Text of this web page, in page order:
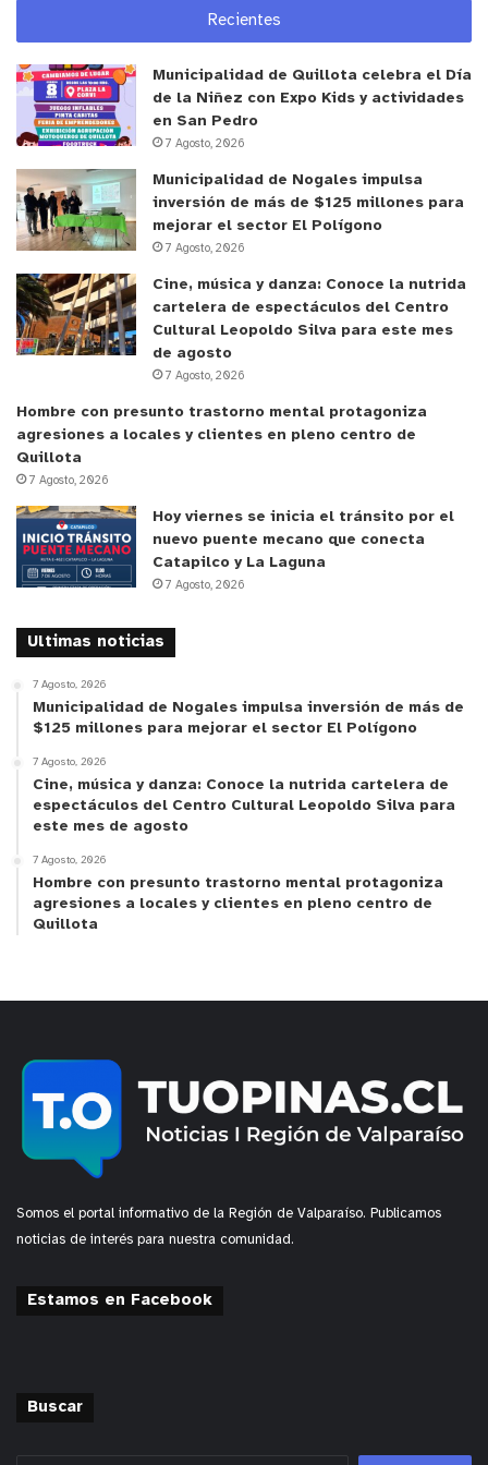
comunas de Valparaíso, Quilpué, Viña del Mar y
encontraría con índices de ácido cianúrico y cloro.
y tú, ¿qué opinas?
Recientes
Municipalidad de Quillota celebra el Día
de la Niñez con Expo Kids y actividades
en San Pedro
7 Agosto, 2026
Municipalidad de Nogales impulsa
inversión de más de $125 millones para
mejorar el sector El Polígono
7 Agosto, 2026
Cine, música y danza: Conoce la nutrida
cartelera de espectáculos del Centro
Cultural Leopoldo Silva para este mes
de agosto
7 Agosto, 2026
Hombre con presunto trastorno mental protagoniza
agresiones a locales y clientes en pleno centro de
Quillota
7 Agosto, 2026
Hoy viernes se inicia el tránsito por el
nuevo puente mecano que conecta
Catapilco y La Laguna
7 Agosto, 2026
Ultimas noticias
7 Agosto, 2026
Municipalidad de Nogales impulsa inversión de más de
$125 millones para mejorar el sector El Polígono
7 Agosto, 2026
Cine, música y danza: Conoce la nutrida cartelera de
espectáculos del Centro Cultural Leopoldo Silva para
este mes de agosto
7 Agosto, 2026
Hombre con presunto trastorno mental protagoniza
agresiones a locales y clientes en pleno centro de
Quillota
Somos el portal informativo de la Región de Valparaíso. Publicamos
noticias de interés para nuestra comunidad.
Estamos en Facebook
Buscar